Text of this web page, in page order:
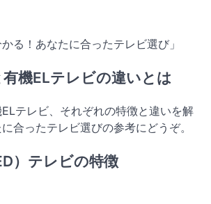
る！あなたに合ったテレビ選び」
機ELテレビの違いとは
テレビ、それぞれの特徴と違いを解
合ったテレビ選びの参考にどうぞ。
）テレビの特徴